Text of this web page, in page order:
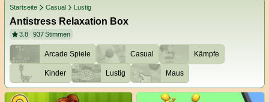
Startseite Casual Lustig
Antistress Relaxation Box
3.8 937Stimmen
Arcade Spiele Casual Kämpfe
Kinder Lustig Maus